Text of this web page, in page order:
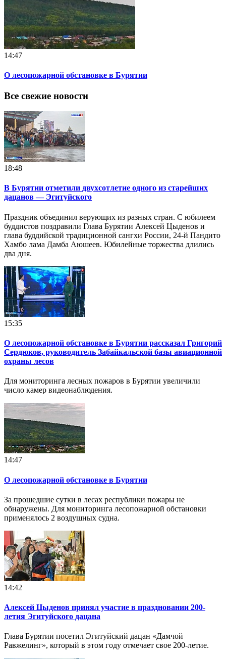
14:47
О лесопожарной обстановке в Бурятии
Все свежие новости
18:48
В Бурятии отметили двухсотлетие одного из старейших
дацанов — Эгитуйского
Праздник объединил верующих из разных стран. С юбилеем
буддистов поздравили Глава Бурятии Алексей Цыденов и
глава буддийской традиционной сангхи России, 24-й Пандито
Хамбо лама Дамба Аюшеев. Юбилейные торжества длились
два дня.
15:35
О лесопожарной обстановке в Бурятии рассказал Григорий
Сердюков, руководитель Забайкальской базы авиационной
охраны лесов
Для мониторинга лесных пожаров в Бурятии увеличили
число камер видеонаблюдения.
14:47
О лесопожарной обстановке в Бурятии
За прошедшие сутки в лесах республики пожары не
обнаружены. Для мониторинга лесопожарной обстановки
применялось 2 воздушных судна.
14:42
Алексей Цыденов принял участие в праздновании 200-
летия Эгитуйского дацана
Глава Бурятии посетил Эгитуйский дацан «Дамчой
Равжелинг», который в этом году отмечает свое 200-летие.